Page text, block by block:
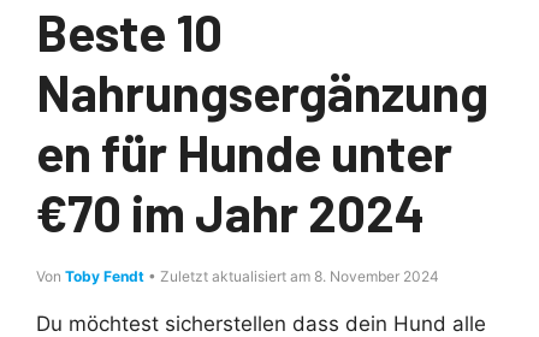
Beste 10
Nahrungsergänzung
en für Hunde unter
€70 im Jahr 2024
Von Toby Fendt • Zuletzt aktualisiert am 8. November 2024
Du möchtest sicherstellen dass dein Hund alle